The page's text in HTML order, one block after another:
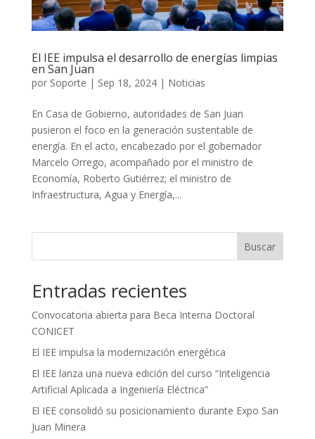
El IEE impulsa el desarrollo de energías limpias
en San Juan
por Soporte | Sep 18, 2024| Noticias
En Casa de Gobierno, autoridades de San Juan
pusieron el foco en la generación sustentable de
energía. En el acto, encabezado por el gobernador
Marcelo Orrego, acompañado por el ministro de
Economía, Roberto Gutiérrez; el ministro de
Infraestructura, Agua y Energía,...
Buscar
Entradas recientes
Convocatoria abierta para Beca Interna Doctoral
CONICET
El IEE impulsa la modernización energética
El IEE lanza una nueva edición del curso “Inteligencia
Artificial Aplicada a Ingeniería Eléctrica”
El IEE consolidó su posicionamiento durante Expo San
Juan Minera